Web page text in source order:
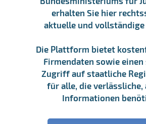
erhalten Sie hier
aktuelle und vollständige
Die Plattform bietet
Firmendaten sowie einen
Zugriff auf staatliche
für alle, die verlässliche,
Informationen